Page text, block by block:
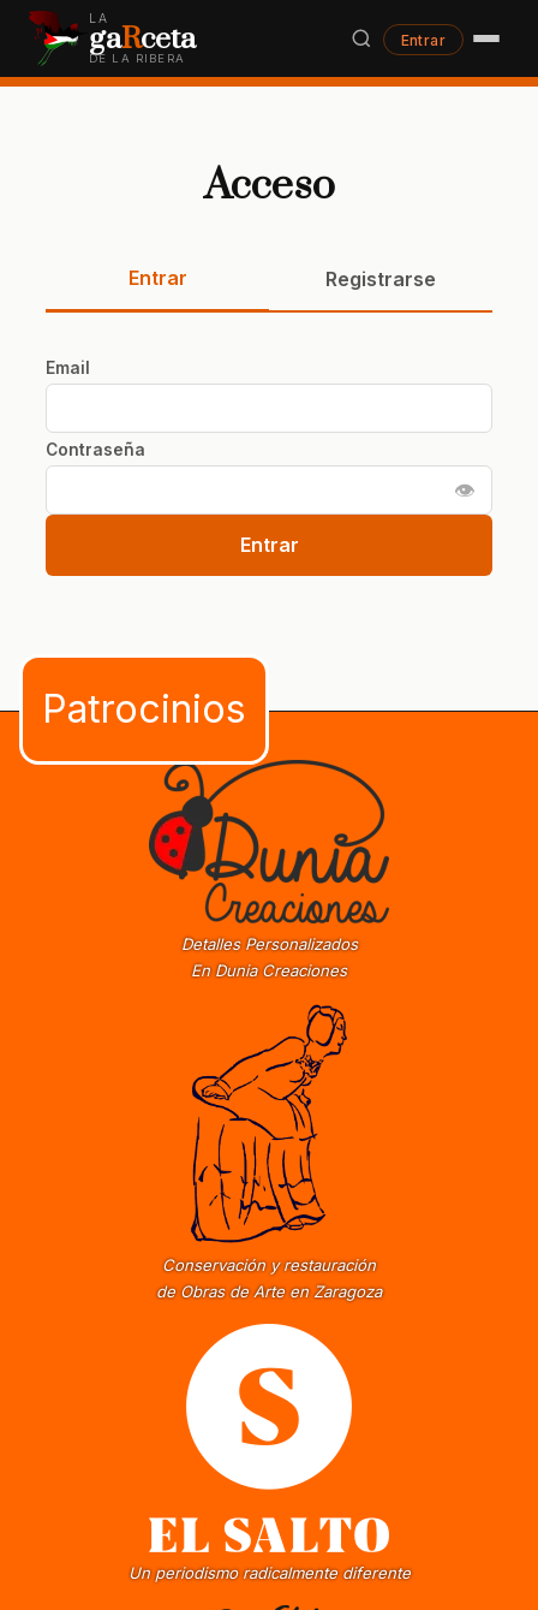
LA
gaRceta
DE LA RIBERA
Entrar
Acceso
Entrar Registrarse
Email
Contraseña
👁
Entrar
Detalles Personalizados
En Dunia Creaciones
Conservación y restauración
de Obras de Arte en Zaragoza
Un periodismo radicalmente diferente